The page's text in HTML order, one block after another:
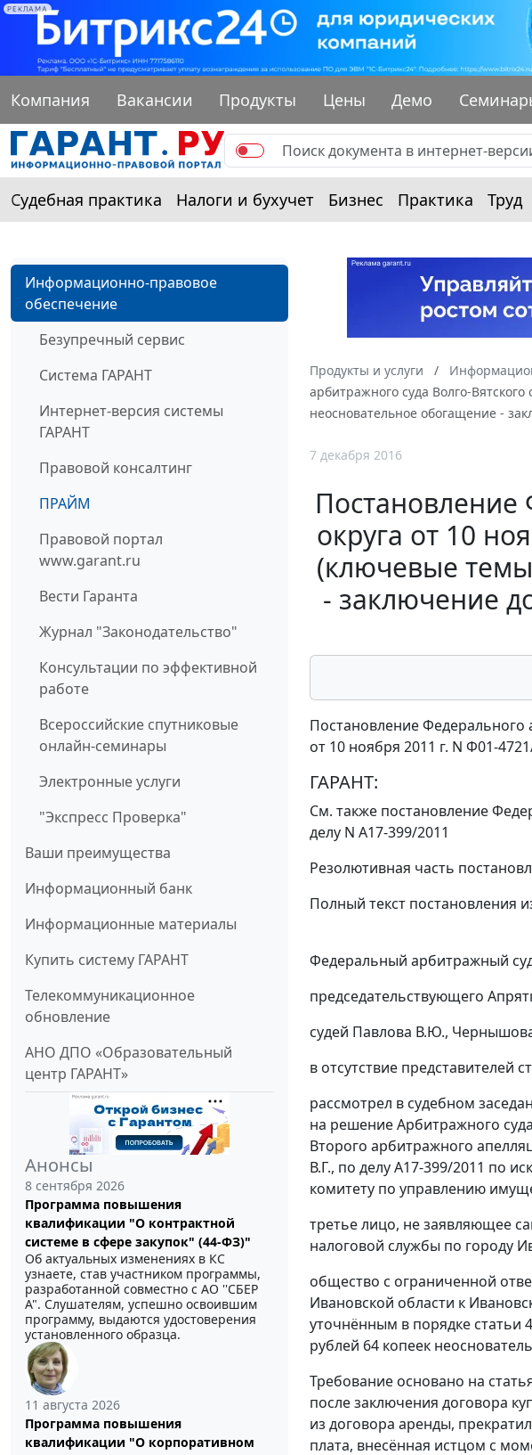
РЕКЛАМА
Компания Вакансии Продукты Цены Демо
Судебная практика Налоги и бухучет Бизнес Практика Труд
Информационно-правовое
обеспечение
Безупречный сервис
Система ГАРАНТ
Интернет-версия системы
ГАРАНТ
Правовой консалтинг
ПРАЙМ
Правовой портал
www.garant.ru
Вести Гаранта
Журнал "Законодательство"
Консультации по эффективной
работе
Всероссийские спутниковые
онлайн-семинары
Электронные услуги
"Экспресс Проверка"
Ваши преимущества
Информационный банк
Информационные материалы
Купить систему ГАРАНТ
Телекоммуникационное
обновление
АНО ДПО «Образовательный
центр ГАРАНТ»
Анонсы
8 сентября 2026
Программа повышения
квалификации "О контрактной
системе в сфере закупок" (44-ФЗ)"
Об актуальных изменениях в КС
узнаете, став участником программы,
разработанной совместно с АО ''СБЕР
А". Слушателям, успешно освоившим
программу, выдаются удостоверения
установленного образца.
11 августа 2026
Программа повышения
квалификации "О корпоративном
Продукты и услуги
арбитражного суда Волго-
неосновательное обогащение -
7 декабря 2016
Постановление
округа от 10
(ключевые
- заключение
Постановление Федерального
от 10 ноября 2011 г. N Ф01-
ГАРАНТ:
См. также постановление
делу N А17-399/2011
Резолютивная часть
Полный текст постановления
Федеральный арбитражный суд
председательствующего
судей Павлова В.Ю.,
в отсутствие представителей
рассмотрел в судебном
на решение Арбитражного
Второго арбитражного
В.Г., по делу А17-399/2011 по
комитету по управлению
третье лицо, не заявляющее
налоговой службы по городу
общество с ограниченной
Ивановской области к
уточнённым в порядке статьи
рублей 64 копеек
Требование основано на
после заключения договора
из договора аренды,
плата, внесённая истцом с